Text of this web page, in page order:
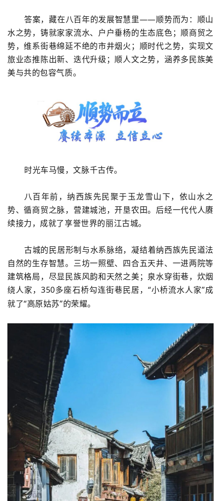
答案，藏在八百年的发展智慧里——顺势而为： 顺山
水之势，铸就家家流水、户户垂杨的生态底色；顺商贸之
势，维系街巷绵延不绝的市井烟火；顺时代之势，实现文
旅业态推陈出新、迭代升级 ； 顺人文之势，涵养多民族美
美与共的包容气质。
时光车马慢，文脉千古传。
八百年前，纳西族先民聚于玉龙雪山下，依山水之
势、循商贸之脉，营建城池，开垦农田。后经一代代人赓
续接力，成就了享誉世界的丽江古城。
古城的民居形制与水系脉络，凝结着纳西族先民道法
自然的生存智慧。三坊一照壁、四合五天井、一进两院等
建筑格局，尽显民族风韵和天然之美；泉水穿街巷，炊烟
绕人家，350多座石桥勾连街巷民居，“小桥流水人家”成
就了“高原姑苏”的荣耀。